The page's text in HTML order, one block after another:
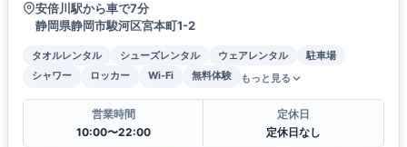
安倍川駅から車で7分
静岡県静岡市駿河区宮本町1-2
タオルレンタル シューズレンタル ウェアレンタル
駐車場
シャワー
ロッカー Wi-Fi 無料体験 もっと見る
営業時間
10:00〜22:00
定休日
定休日なし